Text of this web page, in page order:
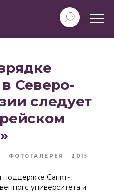
Северо-
следует
ФОТОГАЛЕРЕЯ 2015
поддержке Санкт-
университета и